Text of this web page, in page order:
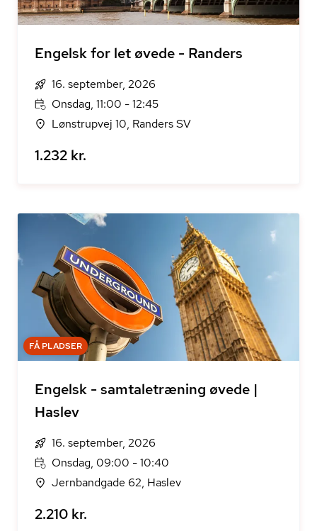
Engelsk for let øvede - Randers
16. september, 2026
Onsdag, 11:00 - 12:45
Lønstrupvej 10, Randers SV
1.232 kr.
FÅ PLADSER
Engelsk - samtaletræning øvede |
Haslev
16. september, 2026
Onsdag, 09:00 - 10:40
Jernbandgade 62, Haslev
2.210 kr.